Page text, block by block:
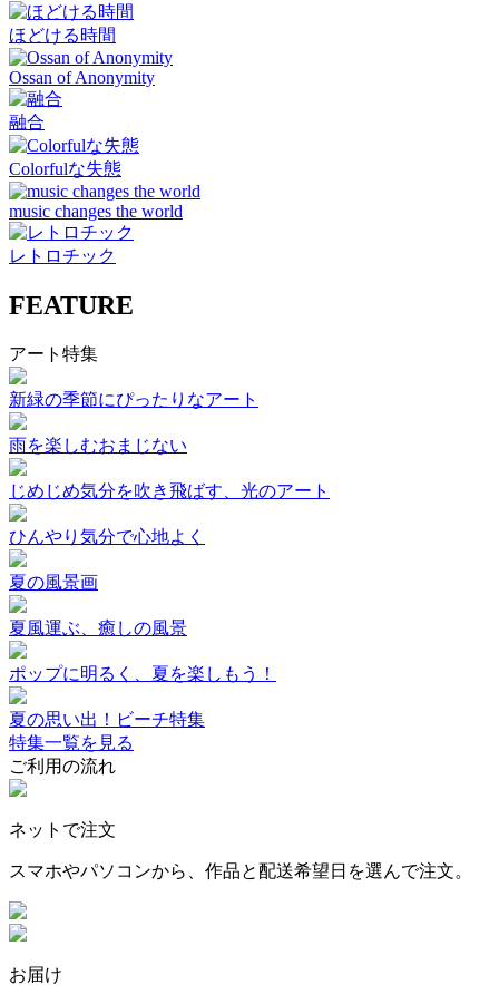
ほどける時間
Ossan of Anonymity
融合
Colorfulな失態
music changes the world
レトロチック
FEATURE
アート特集
新緑の季節にぴったりなアート
雨を楽しむおまじない
じめじめ気分を吹き飛ばす、光のアート
ひんやり気分で心地よく
夏の風景画
夏風運ぶ、癒しの風景
ポップに明るく、夏を楽しもう！
夏の思い出！ビーチ特集
特集一覧を見る
ご利用の流れ
ネットで注文
スマホやパソコンから、作品と配送希望日を選んで注文。
お届け